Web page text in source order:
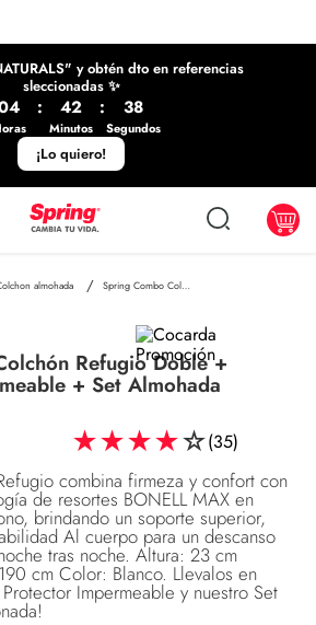
y obtén dto en referencias
sleccionadas ✨
: 42
Minutos
: 38
Segundos
¡Lo quiero!
almohada Spring Combo Colchón Refugio Doble + Protector Impermeable + Set Almohada Siliconada
Refugio Doble +
+ Set Almohada
★★★★☆(35)
combina firmeza y confort con
de resortes BONELL MAX en
brindando un soporte superior,
Al cuerpo para un descanso
tras noche. Altura: 23 cm
cm Color: Blanco. Llevalos en
Impermeable y nuestro Set